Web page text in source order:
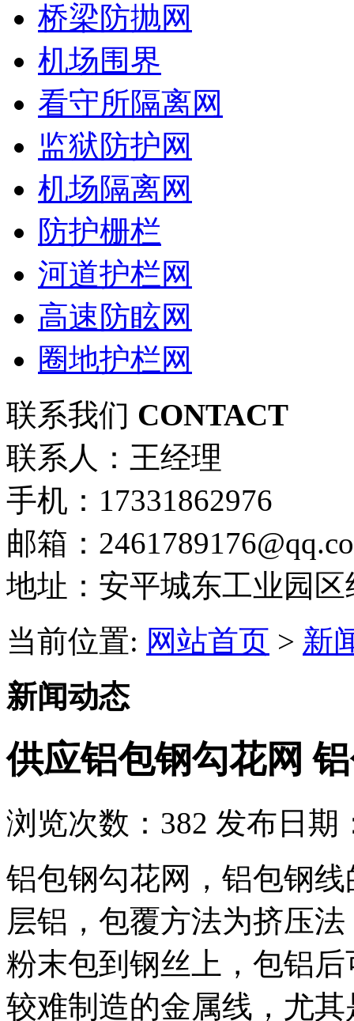
桥梁防抛网
机场围界
看守所隔离网
监狱防护网
机场隔离网
防护栅栏
河道护栏网
高速防眩网
圈地护栏网
联系我们 CONTACT
联系人：王经理
手机：17331862976
邮箱：
地址：安平城东工业园区
当前位置: 网站首页 > 新
新闻动态
供应铝包钢勾花网
浏览次数： 382 发布日期
铝包钢勾花网，铝包钢
层铝，包覆方法为挤压
粉末包到钢丝上，包铝
较难制造的金属线，尤